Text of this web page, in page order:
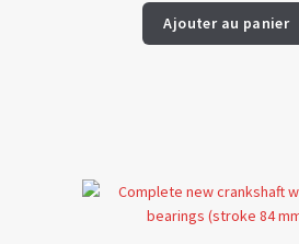
Ajouter au panier